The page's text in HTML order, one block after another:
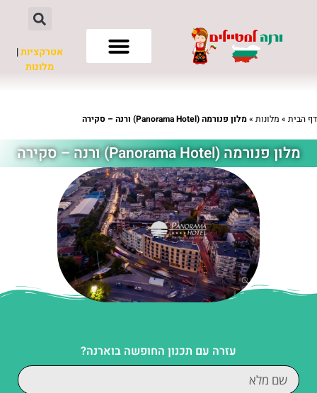
אטרקציות|
מלונות
דף הבית » מלונות »מלון פנורמה (Panorama Hotel) ורנה – סקירה
מלון פנורמה (Panorama Hotel) ורנה – סקירה
עזרה עם תכנון החופשה בוארנה?